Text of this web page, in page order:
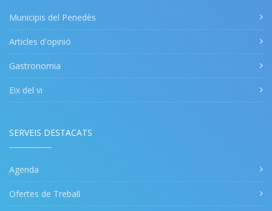
Municipis del Penedès
Articles d'opinió
Gastronomia
Eix del vi
SERVEIS DESTACATS
Agenda
Ofertes de Treball